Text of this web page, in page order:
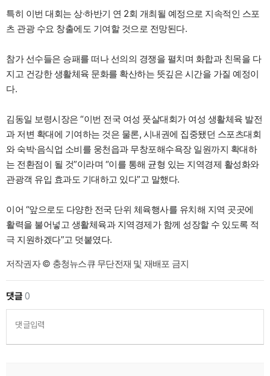
특히 이번 대회는 상·하반기 연 2회 개최될 예정으로 지속적인 스포
츠 관광 수요 창출에도 기여할 것으로 전망된다.
참가 선수들은 승패를 떠나 선의의 경쟁을 펼치며 화합과 친목을 다
지고 건강한 생활체육 문화를 확산하는 뜻깊은 시간을 가질 예정이
다.
김동일 보령시장은 “이번 전국 여성 풋살대회가 여성 생활체육 발전
과 저변 확대에 기여하는 것은 물론, 시내권에 집중됐던 스포츠대회
와 숙박·음식업 소비를 웅천읍과 무창포해수욕장 일원까지 확대하
는 전환점이 될 것”이라며 “이를 통해 균형 있는 지역경제 활성화와
관광객 유입 효과도 기대하고 있다”고 말했다.
이어 “앞으로도 다양한 전국 단위 체육행사를 유치해 지역 곳곳에
활력을 불어넣고 생활체육과 지역경제가 함께 성장할 수 있도록 적
극 지원하겠다”고 덧붙였다.
저작권자 © 충청뉴스큐 무단전재 및 재배포 금지
댓글0
댓글입력